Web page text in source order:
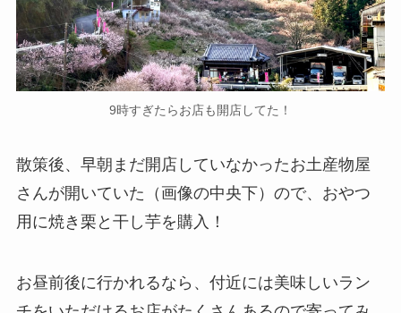
9時すぎたらお店も開店してた！
散策後、早朝まだ開店していなかったお土産物屋
さんが開いていた（画像の中央下）ので、おやつ
用に焼き栗と干し芋を購入！
お昼前後に行かれるなら、付近には美味しいラン